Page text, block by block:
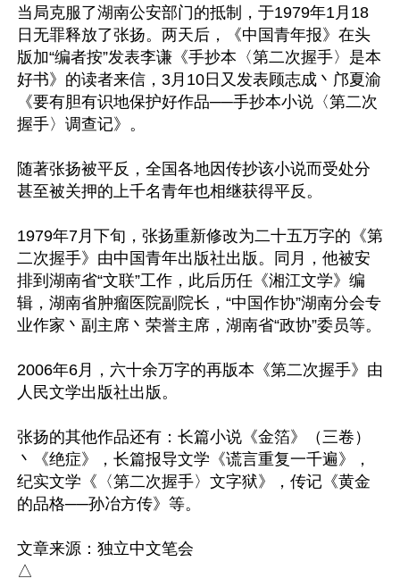
当局克服了湖南公安部门的抵制，于1979年1月18
日无罪释放了张扬。两天后，《中国青年报》在头
版加“编者按”发表李谦《手抄本〈第二次握手〉是本
好书》的读者来信，3月10日又发表顾志成丶邝夏渝
《要有胆有识地保护好作品──手抄本小说〈第二次
握手〉调查记》。
随著张扬被平反，全国各地因传抄该小说而受处分
甚至被关押的上千名青年也相继获得平反。
1979年7月下旬，张扬重新修改为二十五万字的《第
二次握手》由中国青年出版社出版。同月，他被安
排到湖南省“文联”工作，此后历任《湘江文学》编
辑，湖南省肿瘤医院副院长，“中国作协”湖南分会专
业作家丶副主席丶荣誉主席，湖南省“政协”委员等。
2006年6月，六十余万字的再版本《第二次握手》由
人民文学出版社出版。
张扬的其他作品还有：长篇小说《金箔》（三卷）
丶《绝症》，长篇报导文学《谎言重复一千遍》，
纪实文学《〈第二次握手〉文字狱》，传记《黄金
的品格──孙冶方传》等。
文章来源：独立中文笔会